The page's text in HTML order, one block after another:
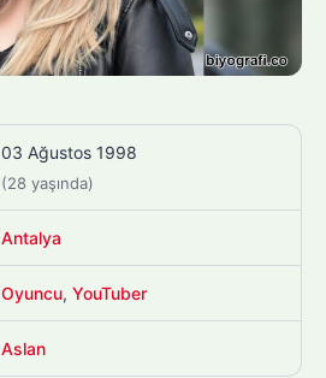
03 Ağustos 1998
(28 yaşında)
Antalya
Oyuncu, YouTuber
Aslan